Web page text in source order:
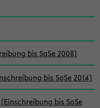
bis SoSe 2008)
bis SoSe 2014)
bis SoSe